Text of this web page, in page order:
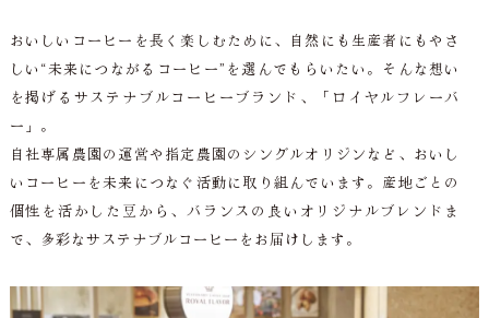
おいしいコーヒーを長く楽しむために、自然にも生産者にもやさ
しい“未来につながるコーヒー”を選んでもらいたい。そんな想い
を掲げるサステナブルコーヒーブランド、「ロイヤルフレーバ
ー」。
自社専属農園の運営や指定農園のシングルオリジンなど、おいし
いコーヒーを未来につなぐ活動に取り組んでいます。産地ごとの
個性を活かした豆から、バランスの良いオリジナルブレンドま
で、多彩なサステナブルコーヒーをお届けします。